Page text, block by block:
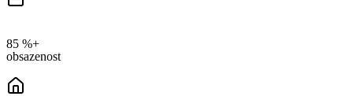
85 %+
obsazenost